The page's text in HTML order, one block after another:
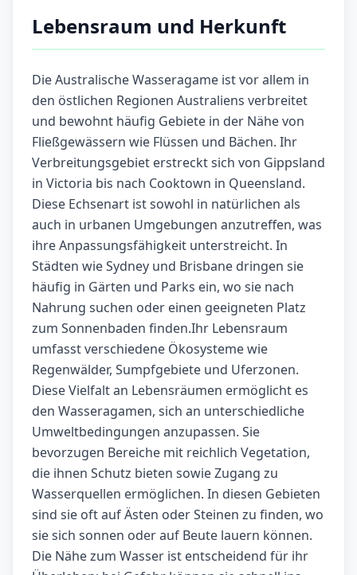
Lebensraum und Herkunft
Die Australische Wasseragame ist vor allem in
den östlichen Regionen Australiens verbreitet
und bewohnt häufig Gebiete in der Nähe von
Fließgewässern wie Flüssen und Bächen. Ihr
Verbreitungsgebiet erstreckt sich von Gippsland
in Victoria bis nach Cooktown in Queensland.
Diese Echsenart ist sowohl in natürlichen als
auch in urbanen Umgebungen anzutreffen, was
ihre Anpassungsfähigkeit unterstreicht. In
Städten wie Sydney und Brisbane dringen sie
häufig in Gärten und Parks ein, wo sie nach
Nahrung suchen oder einen geeigneten Platz
zum Sonnenbaden finden.Ihr Lebensraum
umfasst verschiedene Ökosysteme wie
Regenwälder, Sumpfgebiete und Uferzonen.
Diese Vielfalt an Lebensräumen ermöglicht es
den Wasseragamen, sich an unterschiedliche
Umweltbedingungen anzupassen. Sie
bevorzugen Bereiche mit reichlich Vegetation,
die ihnen Schutz bieten sowie Zugang zu
Wasserquellen ermöglichen. In diesen Gebieten
sind sie oft auf Ästen oder Steinen zu finden, wo
sie sich sonnen oder auf Beute lauern können.
Die Nähe zum Wasser ist entscheidend für ihr